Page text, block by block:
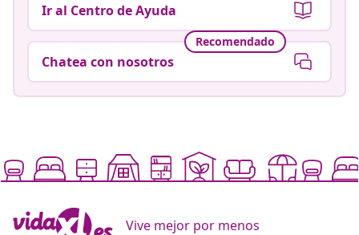
Ir al Centro de Ayuda
Recomendado
Chatea con nosotros
Vive mejor por menos